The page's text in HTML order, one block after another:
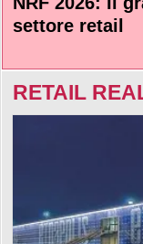
settore retail
RETAIL